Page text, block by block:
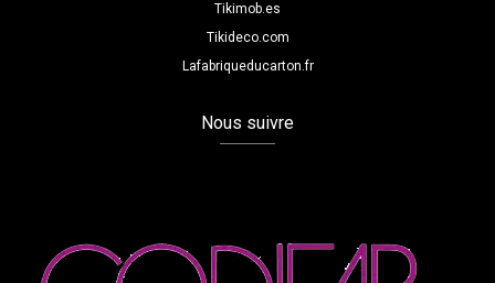
Tikimob.es
Tikideco.com
Lafabriqueducarton.fr
Nous suivre